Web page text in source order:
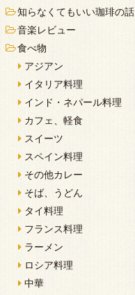
知らなくてもいい珈琲の話
音楽レビュー
食べ物
アジアン
イタリア料理
インド・ネパール料理
カフェ、軽食
スイーツ
スペイン料理
その他カレー
そば、うどん
タイ料理
フランス料理
ラーメン
ロシア料理
中華